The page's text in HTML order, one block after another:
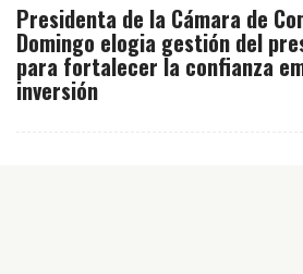
Presidenta de la Cámara de
Domingo elogia gestión del
para fortalecer la confianza
inversión